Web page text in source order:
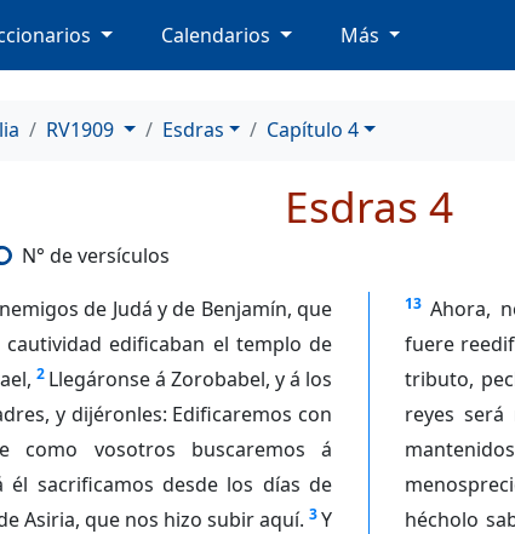
Calendarios Más
RV1909 Esdras Capítulo 4
Esdras 4
N° de versículos
de Judá y de Benjamín, que
edificaban el templo de
2 Llegáronse á Zorobabel, y á los
y dijéronles: Edificaremos con
como vosotros buscaremos á
él sacrificamos desde los días de
Asiria, que nos hizo subir aquí. 3Y
13 Ahora,
fuere
tributo,
reyes será
hécholo